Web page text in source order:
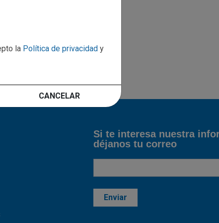
en donde el gran
Si te interesa nuestra
déjanos tu correo
la Política de privacidad y
CANCELAR